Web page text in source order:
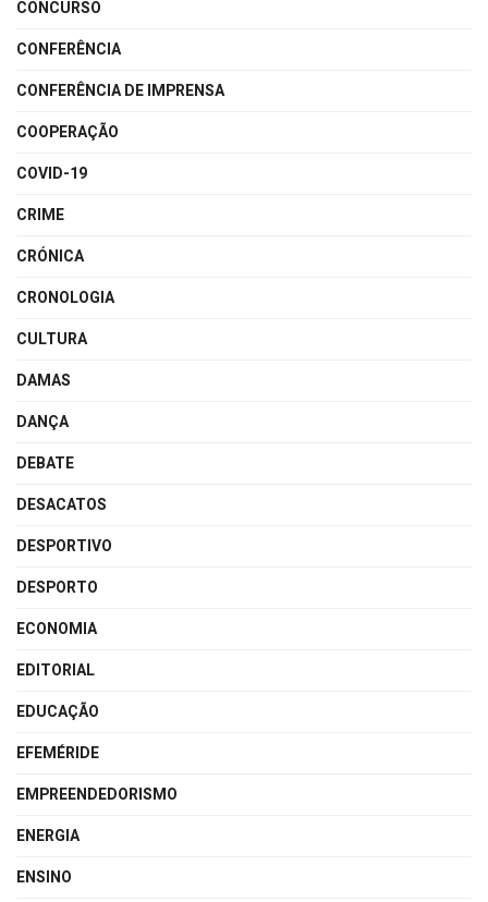
CONCURSO
CONFERÊNCIA
CONFERÊNCIA DE IMPRENSA
COOPERAÇÃO
COVID-19
CRIME
CRÓNICA
CRONOLOGIA
CULTURA
DAMAS
DANÇA
DEBATE
DESACATOS
DESPORTIVO
DESPORTO
ECONOMIA
EDITORIAL
EDUCAÇÃO
EFEMÉRIDE
EMPREENDEDORISMO
ENERGIA
ENSINO